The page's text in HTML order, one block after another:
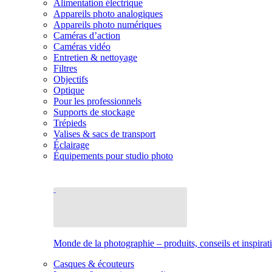
Alimentation électrique
Appareils photo analogiques
Appareils photo numériques
Caméras d’action
Caméras vidéo
Entretien & nettoyage
Filtres
Objectifs
Optique
Pour les professionnels
Supports de stockage
Trépieds
Valises & sacs de transport
Éclairage
Équipements pour studio photo
Monde de la photographie – produits, conseils et
Casques & écouteurs